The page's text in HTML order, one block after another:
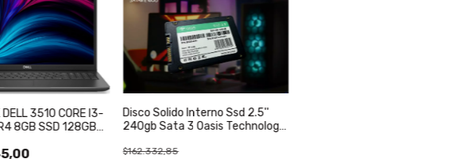
DELL 3510 CORE I3-
8GB SSD 128GB
Disco Solido Interno Ssd 2.5''
240gb Sata 3 Oasis Technology
$162.332,85